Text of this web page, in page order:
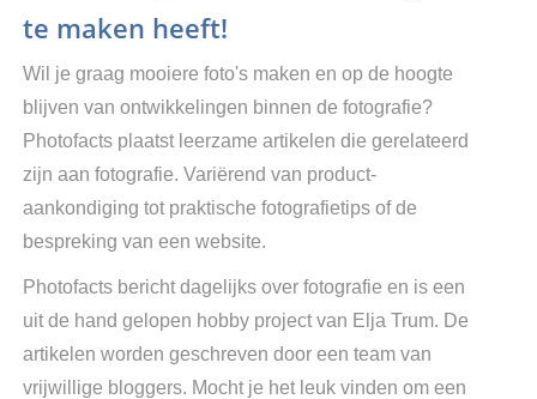
te maken heeft!
Wil je graag mooiere foto's maken en op de hoogte
blijven van ontwikkelingen binnen de fotografie?
Photofacts plaatst leerzame artikelen die gerelateerd
zijn aan fotografie. Variërend van product-
aankondiging tot praktische fotografietips of de
bespreking van een website.
Photofacts bericht dagelijks over fotografie en is een
uit de hand gelopen hobby project van Elja Trum. De
artikelen worden geschreven door een team van
vrijwillige bloggers. Mocht je het leuk vinden om een